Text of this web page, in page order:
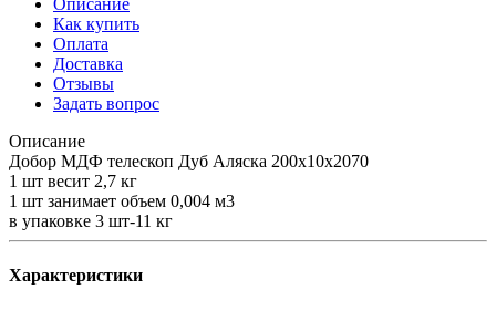
Описание
Как купить
Оплата
Доставка
Отзывы
Задать вопрос
Описание
Добор МДФ телескоп Дуб Аляска 200х10х2070
1 шт весит 2,7 кг
1 шт занимает объем 0,004 м3
в упаковке 3 шт-11 кг
Характеристики